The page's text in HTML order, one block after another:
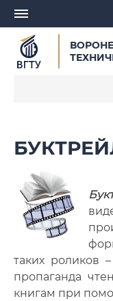
Отделы
Документы
Контакты
таких роликов
пропаганда
книгам при